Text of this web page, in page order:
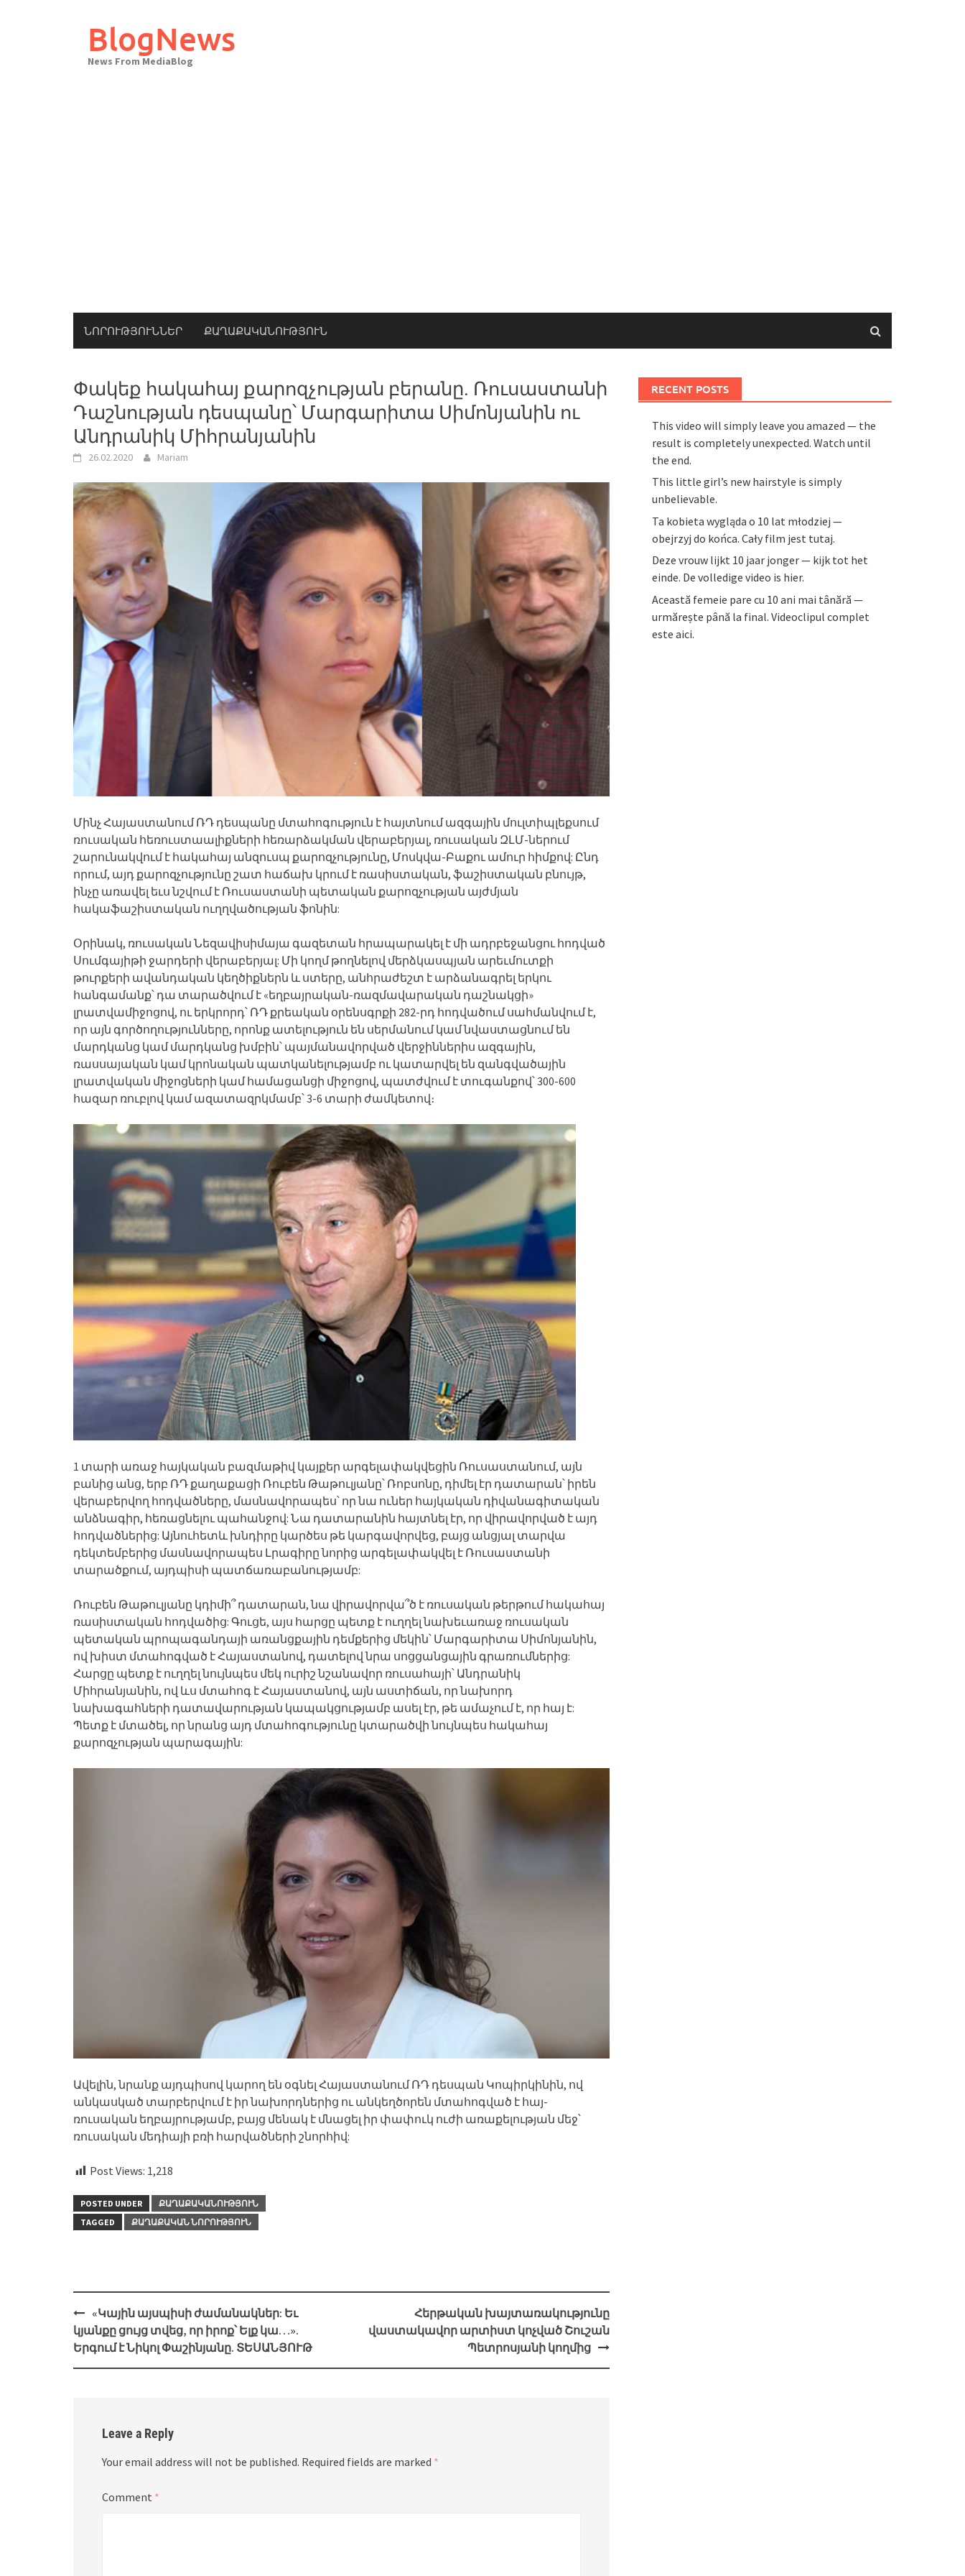
BlogNews
News From MediaBlog
ՆՈՐՈՒԹՅՈՒՆՆԵՐ ՔԱՂԱՔԱԿԱՆՈՒԹՅՈՒՆ
Փակեք հակահայ քարոզչության բերանը. Ռուսաստանի
Դաշնության դեսպանը՝ Մարգարիտա Սիմոնյանին ու
Անդրանիկ Միհրանյանին
26.02.2020 Mariam
Մինչ Հայաստանում ՌԴ դեսպանը մտահոգություն է հայտնում ազգային մուլտիպլեքսում
ռուսական հեռուստաալիքների հեռարձակման վերաբերյալ, ռուսական ԶԼՄ-ներում
շարունակվում է հակահայ անզուսպ քարոզչությունը, Մոսկվա-Բաքու ամուր հիմքով: Ընդ
որում, այդ քարոզչությունը շատ հաճախ կրում է ռասիստական, ֆաշիստական բնույթ,
ինչը առավել եւս նշվում է Ռուսաստանի պետական քարոզչության այժմյան
հակաֆաշիստական ուղղվածության ֆոնին:
Օրինակ, ռուսական Նեզավիսիմայա գազետան հրապարակել է մի ադրբեջանցու հոդված
Սումգայիթի ջարդերի վերաբերյալ: Մի կողմ թողնելով մերձկասպյան արեւմուտքի
թուրքերի ավանդական կեղծիքներն և ստերը, անհրաժեշտ է արձանագրել երկու
հանգամանք՝ դա տարածվում է «եղբայրական-ռազմավարական դաշնակցի»
լրատվամիջոցով, ու երկրորդ՝ ՌԴ քրեական օրենսգրքի 282-րդ հոդվածում սահմանվում է,
որ այն գործողությունները, որոնք ատելություն են սերմանում կամ նվաստացնում են
մարդկանց կամ մարդկանց խմբին՝ պայմանավորված վերջիններիս ազգային,
ռասսայական կամ կրոնական պատկանելությամբ ու կատարվել են զանգվածային
լրատվական միջոցների կամ համացանցի միջոցով, պատժվում է տուգանքով՝ 300-600
հազար ռուբլով կամ ազատազրկմամբ՝ 3-6 տարի ժամկետով։
1 տարի առաջ հայկական բազմաթիվ կայքեր արգելափակվեցին Ռուսաստանում, այն
բանից անց, երբ ՌԴ քաղաքացի Ռուբեն Թաթուլյանը՝ Ռոբսոնը, դիմել էր դատարան՝ իրեն
վերաբերվող հոդվածները, մասնավորապես՝ որ նա ուներ հայկական դիվանագիտական
անձնագիր, հեռացնելու պահանջով: Նա դատարանին հայտնել էր, որ վիրավորված է այդ
հոդվածներից: Այնուհետև խնդիրը կարծես թե կարգավորվեց, բայց անցյալ տարվա
դեկտեմբերից մասնավորապես Լրագիրը նորից արգելափակվել է Ռուսաստանի
տարածքում, այդպիսի պատճառաբանությամբ:
Ռուբեն Թաթուլյանը կդիմի՞ դատարան, նա վիրավորվա՞ծ է ռուսական թերթում հակահայ
ռասիստական հոդվածից: Գուցե, այս հարցը պետք է ուղղել նախեւառաջ ռուսական
պետական պրոպագանդայի առանցքային դեմքերից մեկին՝ Մարգարիտա Սիմոնյանին,
ով խիստ մտահոգված է Հայաստանով, դատելով նրա սոցցանցային գրառումներից:
Հարցը պետք է ուղղել նույնպես մեկ ուրիշ նշանավոր ռուսահայի՝ Անդրանիկ
Միհրանյանին, ով ևս մտահոգ է Հայաստանով, այն աստիճան, որ նախորդ
նախագահների դատավարության կապակցությամբ ասել էր, թե ամաչում է, որ հայ է:
Պետք է մտածել, որ նրանց այդ մտահոգությունը կտարածվի նույնպես հակահայ
քարոզչության պարագային:
Ավելին, նրանք այդպիսով կարող են օգնել Հայաստանում ՌԴ դեսպան Կոպիրկինին, ով
անկասկած տարբերվում է իր նախորդներից ու անկեղծորեն մտահոգված է հայ-
ռուսական եղբայրությամբ, բայց մենակ է մնացել իր փափուկ ուժի առաքելության մեջ՝
ռուսական մեդիայի բռի հարվածների շնորհիվ:
Post Views: 1,218
POSTED UNDER
ՔԱՂԱՔԱԿԱՆՈՒԹՅՈՒՆ
TAGGED
ՔԱՂԱՔԱԿԱՆ ՆՈՐՈՒԹՅՈՒՆ
Post
navigation
«Կային այսպիսի ժամանակներ: Եւ
կյանքը ցույց տվեց, որ իրոք՝ Ելք կա…».
Երգում է Նիկոլ Փաշինյանը. ՏԵՍԱՆՅՈՒԹ
Հերթական խայտառակությունը
վաստակավոր արտիստ կոչված Շուշան
Պետրոսյանի կողմից
Leave a Reply
Your email address will not be published. Required fields are marked *
Comment *
RECENT POSTS
This video will simply leave you amazed — the
result is completely unexpected. Watch until
the end.
This little girl’s new hairstyle is simply
unbelievable.
Ta kobieta wygląda o 10 lat młodziej —
obejrzyj do końca. Cały film jest tutaj.
Deze vrouw lijkt 10 jaar jonger — kijk tot het
einde. De volledige video is hier.
Această femeie pare cu 10 ani mai tânără —
urmărește până la final. Videoclipul complet
este aici.